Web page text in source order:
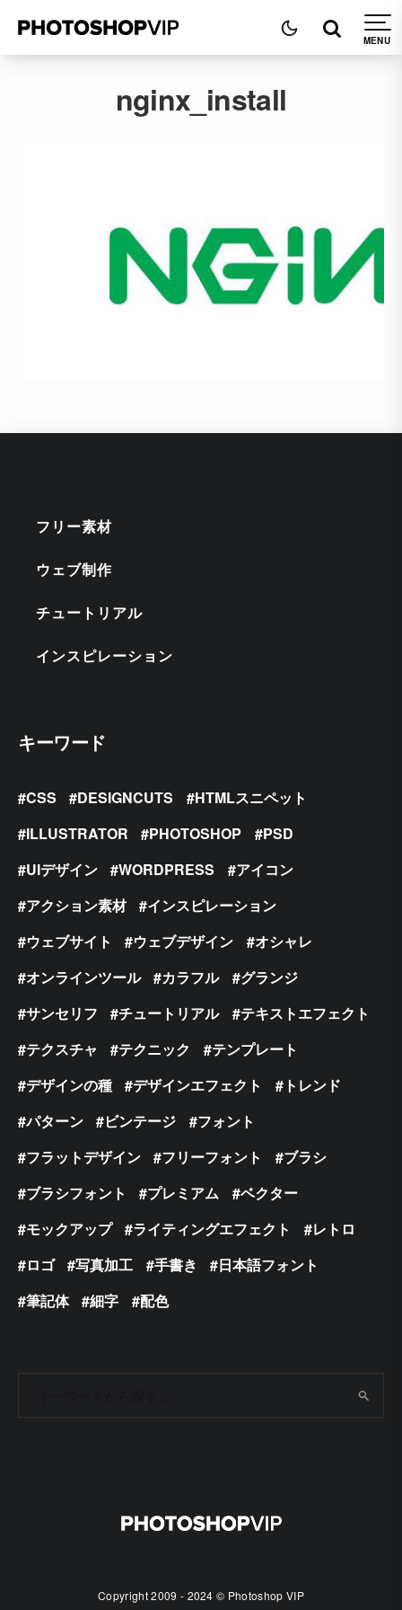
nginx_install
フリー素材
ウェブ制作
チュートリアル
インスピレーション
キーワード
CSS DESIGNCUTS
HTMLスニペット
ILLUSTRATOR
PHOTOSHOP
PSD
UIデザイン
WORDPRESS
アイコン
アクション素材
インスピレーション
ウェブサイト
ウェブデザイン
オシャレ
オンラインツール
カラフル
グランジ
サンセリフ
チュートリアル
テキストエフェクト
テクスチャ
テクニック
テンプレート
デザインの種
デザインエフェクト
トレンド
パターン
ビンテージ
フォント
フラットデザイン
フリーフォント
ブラシ
ブラシフォント
プレミアム
ベクター
モックアップ
ライティングエフェクト
レトロ
ロゴ
写真加工 手書き
日本語フォント
筆記体
細字 配色
Copyright 2009 - 2024 © Photoshop VIP